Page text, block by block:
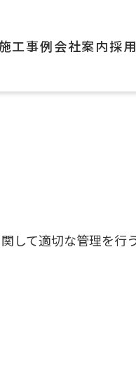
工事例会社案内採
して適切な管理を行